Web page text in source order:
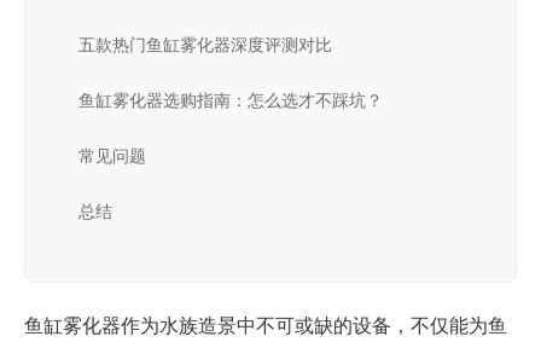
五款热门鱼缸雾化器深度评测对比
鱼缸雾化器选购指南：怎么选才不踩坑？
常见问题
总结
鱼缸雾化器作为水族造景中不可或缺的设备，不仅能为鱼